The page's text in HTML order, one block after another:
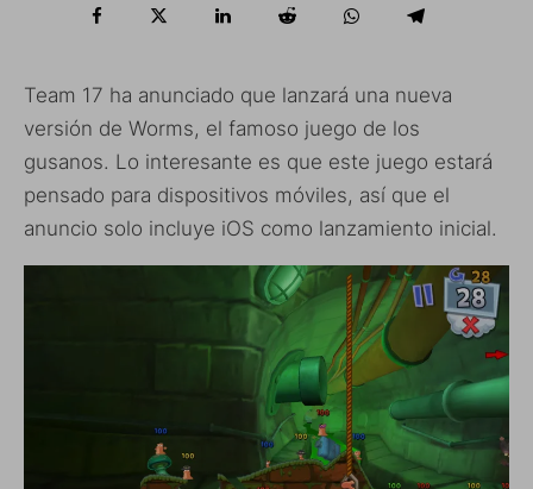
Team 17 ha anunciado que lanzará una nueva
versión de Worms, el famoso juego de los
gusanos. Lo interesante es que este juego estará
pensado para dispositivos móviles, así que el
anuncio solo incluye iOS como lanzamiento inicial.